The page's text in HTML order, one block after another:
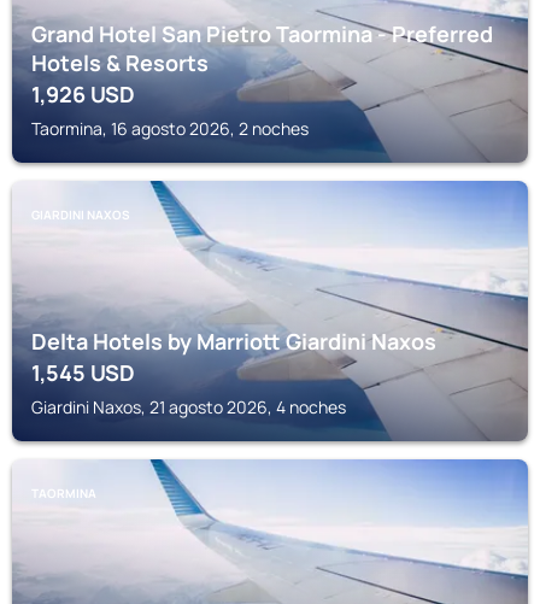
Grand Hotel San Pietro Taormina - Preferred
Hotels & Resorts
1,926USD
Taormina, 16 agosto 2026, 2 noches
GIARDINI NAXOS
Delta Hotels by Marriott Giardini Naxos
1,545USD
Giardini Naxos, 21 agosto 2026, 4 noches
TAORMINA